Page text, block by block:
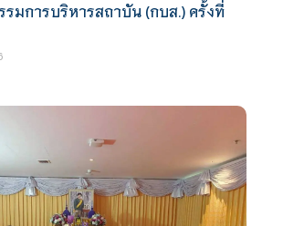
มการบริหารสถาบัน (กบส.) ครั้งที่